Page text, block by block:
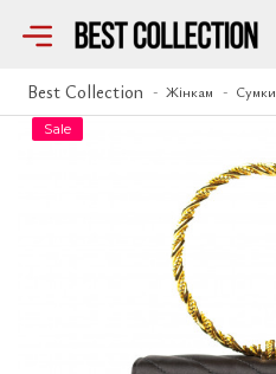
Best Collection Жінкам Сумки
Клатч Gucci
Sale